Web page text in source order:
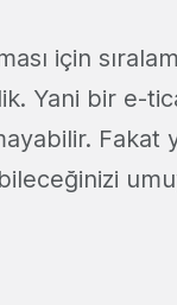
için
Yani bir e-